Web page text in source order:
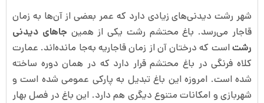
شهر رشت دیدنی‌های زیادی دارد که عمر بعضی از آن‌ها به زمان
قاجار می‌رسد. باغ محتشم رشت یکی از همین جاهای دیدنی
رشتاست که درختان آن از زمان قاجاریه به‌جا مانده‌اند. عمارت
کلاه فرنگی در باغ محتشم قرار دارد که در همان دوره ساخته
شده است. امروزه این باغ تبدیل به پارکی عمومی شده است و
شهربازی و امکانات متنوع دیگری هم دارد. این باغ در فصل بهار